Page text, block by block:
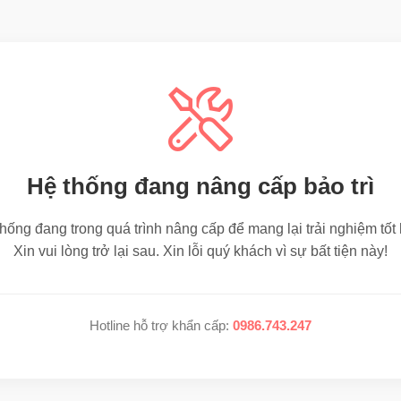
Hệ thống đang nâng cấp bảo trì
đang trong quá trình nâng cấp để mang lại trải nghiệm tốt
Xin vui lòng trở lại sau. Xin lỗi quý khách vì sự bất tiện này!
Hotline hỗ trợ khẩn cấp: 0986.743.247